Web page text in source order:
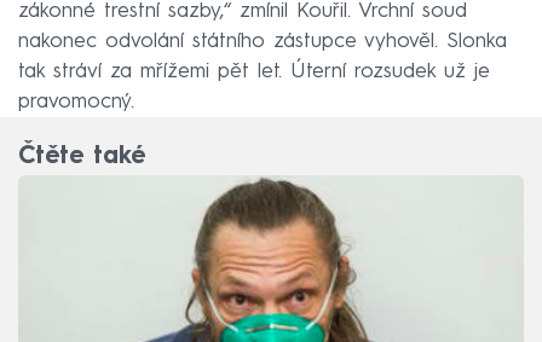
zákonné trestní sazby,“ zmínil Kouřil. Vrchní soud
nakonec odvolání státního zástupce vyhověl. Slonka
tak stráví za mřížemi pět let. Úterní rozsudek už je
pravomocný.
Čtěte také